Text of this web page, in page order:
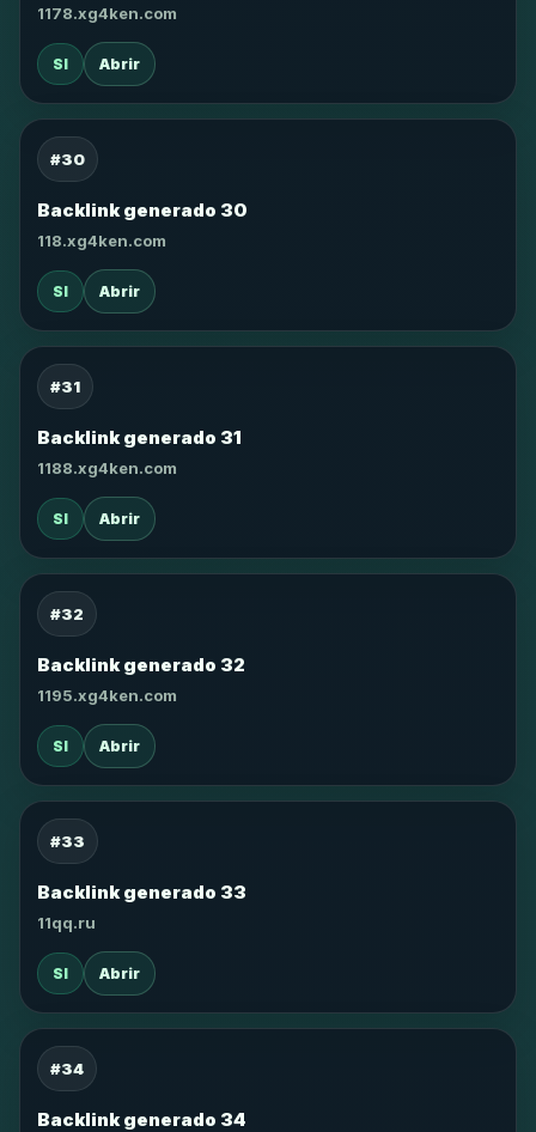
1178.xg4ken.com
SI Abrir
#30
Backlink generado 30
118.xg4ken.com
SI Abrir
#31
Backlink generado 31
1188.xg4ken.com
SI Abrir
#32
Backlink generado 32
1195.xg4ken.com
SI Abrir
#33
Backlink generado 33
11qq.ru
SI Abrir
#34
Backlink generado 34